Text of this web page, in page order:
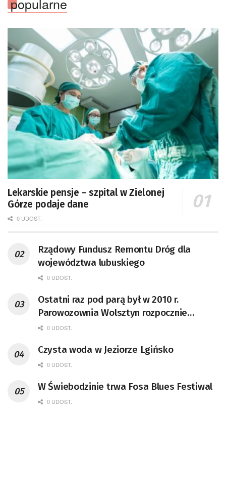
Lekarskie pensje – szpital w Zielonej
Górze podaje dane
0 UDOST.
Rządowy Fundusz Remontu Dróg dla
województwa lubuskiego
0 UDOST.
Ostatni raz pod parą był w 2010 r.
Parowozownia Wolsztyn rozpocznie
remont unikatowego Tr5-65
0 UDOST.
Czysta woda w Jeziorze Lgińsko
0 UDOST.
W Świebodzinie trwa Fosa Blues Festiwal
0 UDOST.